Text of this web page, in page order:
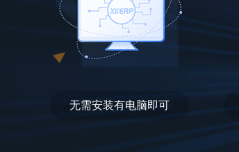
无需安装有电脑即可